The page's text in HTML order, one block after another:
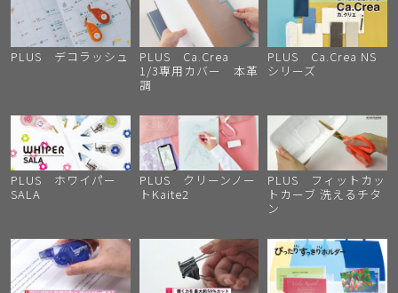
PLUS デコラッシュ
PLUS Ca.Crea
1/3専用カバー 本革
調
PLUS Ca.Crea NS
シリーズ
PLUS ホワイパー
SALA
PLUS クリーンノー
トKaite2
PLUS フィットカッ
トカーブ 洗えるチタ
ン